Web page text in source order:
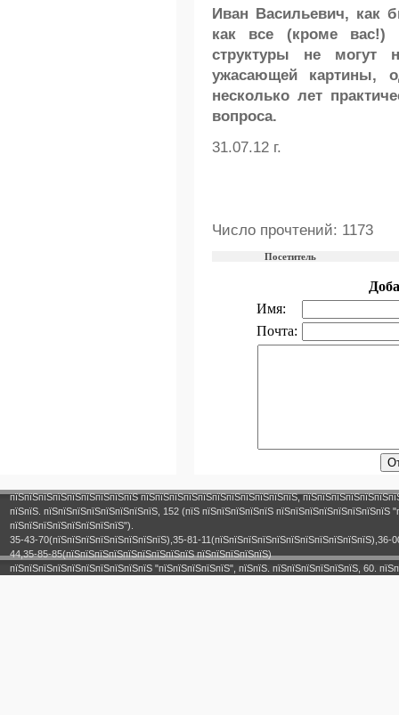
Иван Васильевич, как
как все (кроме вас!)
структуры не могут
ужасающей картины,
несколько лет
вопроса.
31.07.12 г.
Число прочтений: 1173
Посетитель
Имя:
Почта:
пїЅпїЅпїЅпїЅпїЅпїЅпїЅпїЅпїЅ пїЅпїЅпїЅпїЅпїЅпїЅпїЅпїЅпїЅпїЅпїЅ,
пїЅпїЅ. пїЅпїЅпїЅпїЅпїЅпїЅпїЅпїЅ, 152 (пїЅ пїЅпїЅпїЅпїЅпїЅ пїЅпїЅпїЅпїЅпїЅпїЅпїЅпїЅ
пїЅпїЅпїЅпїЅпїЅпїЅпїЅпїЅ").
35-43-70(пїЅпїЅпїЅпїЅпїЅпїЅпїЅпїЅ),35-81-
44,35-85-85(пїЅпїЅпїЅпїЅпїЅпїЅпїЅпїЅпїЅ пїЅпїЅпїЅпїЅпїЅ)
пїЅпїЅпїЅпїЅпїЅпїЅпїЅпїЅпїЅпїЅ "пїЅпїЅпїЅпїЅпїЅ", пїЅпїЅ. пїЅпїЅпїЅпїЅпїЅпїЅ, 60.